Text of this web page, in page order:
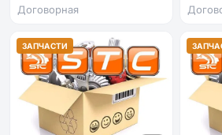
Договорная
ЗАПЧАСТИ